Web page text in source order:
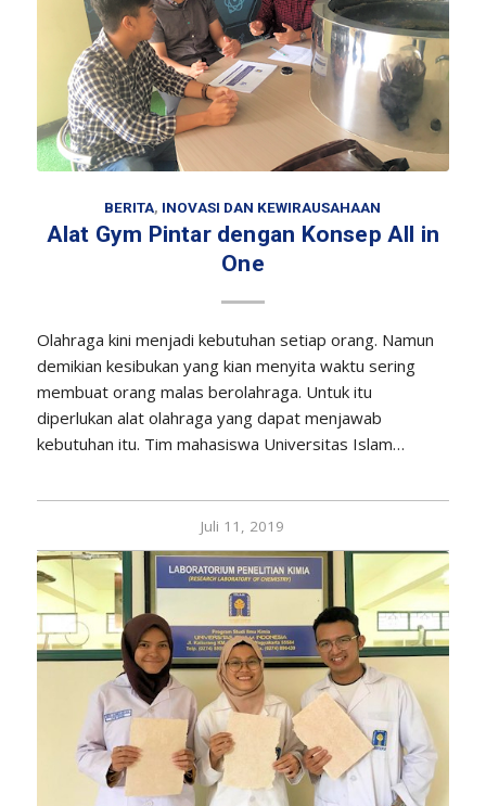
BERITA, INOVASI DAN KEWIRAUSAHAAN
Alat Gym Pintar dengan Konsep All in
One
Olahraga kini menjadi kebutuhan setiap orang. Namun
demikian kesibukan yang kian menyita waktu sering
membuat orang malas berolahraga. Untuk itu
diperlukan alat olahraga yang dapat menjawab
kebutuhan itu. Tim mahasiswa Universitas Islam…
Juli 11, 2019